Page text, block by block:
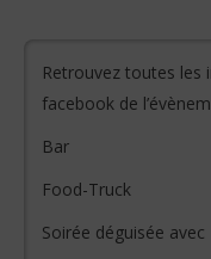
Retrouvez toutes les
facebook de
Bar
Food-Truck
Soirée déguisée avec